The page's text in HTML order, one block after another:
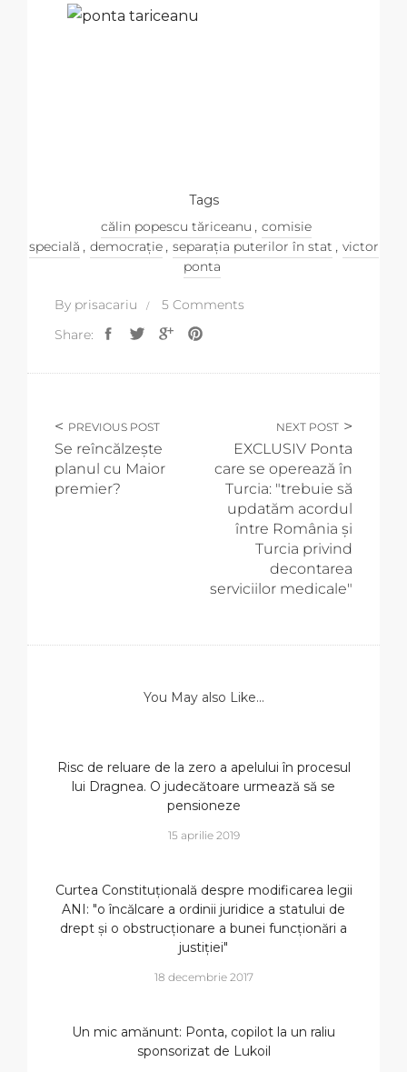
Tags
călin popescu tăriceanu , comisie
specială , democrație , separația puterilor în stat , victor
ponta
By prisacariu
5 Comments
Share:
PREVIOUS POST
Se reîncălzește
planul cu Maior
premier?
NEXT POST
EXCLUSIV Ponta
care se operează în
Turcia: "trebuie să
updatăm acordul
între România şi
Turcia privind
decontarea
serviciilor medicale"
You May also Like...
Risc de reluare de la zero a apelului în procesul
lui Dragnea. O judecătoare urmează să se
pensioneze
15 aprilie 2019
Curtea Constituțională despre modificarea legii
ANI: "o încălcare a ordinii juridice a statului de
drept și o obstrucționare a bunei funcționări a
justiției"
18 decembrie 2017
Un mic amănunt: Ponta, copilot la un raliu
sponsorizat de Lukoil